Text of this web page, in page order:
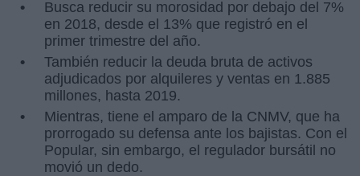
Busca reducir su morosidad por debajo del 7%
en 2018, desde el 13% que registró en el
primer trimestre del año.
También reducir la deuda bruta de activos
adjudicados por alquileres y ventas en 1.885
millones, hasta 2019.
Mientras, tiene el amparo de la CNMV, que ha
prorrogado su defensa ante los bajistas. Con el
Popular, sin embargo, el regulador bursátil no
movió un dedo.